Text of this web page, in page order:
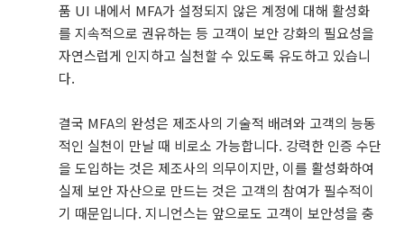
품 UI 내에서 MFA가 설정되지 않은 계정에 대해 활성화
를 지속적으로 권유하는 등 고객이 보안 강화의 필요성을
자연스럽게 인지하고 실천할 수 있도록 유도하고 있습니
다.
결국 MFA의 완성은 제조사의 기술적 배려와 고객의 능동
적인 실천이 만날 때 비로소 가능합니다. 강력한 인증 수단
을 도입하는 것은 제조사의 의무이지만, 이를 활성화하여
실제 보안 자산으로 만드는 것은 고객의 참여가 필수적이
기 때문입니다. 지니언스는 앞으로도 고객이 보안성을 충